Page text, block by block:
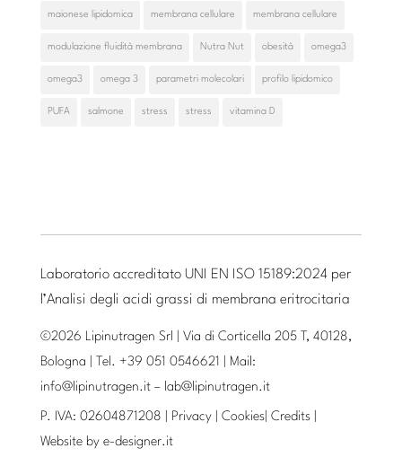
maionese lipidomica membrana cellulare membrana cellulare
modulazione fluidità membrana Nutra Nut obesità omega3
omega3 omega 3 parametri molecolari profilo lipidomico
PUFA salmone stress stress vitamina D
Laboratorio accreditato UNI EN ISO 15189:2024 per
l’Analisi degli acidi grassi di membrana eritrocitaria
©2026 Lipinutragen Srl | Via di Corticella 205 T, 40128,
Bologna | Tel. +39 051 0546621 | Mail:
info@lipinutragen.it– lab@lipinutragen.it
P. IVA: 02604871208 | Privacy| Cookies| Credits|
Website by e-designer.it